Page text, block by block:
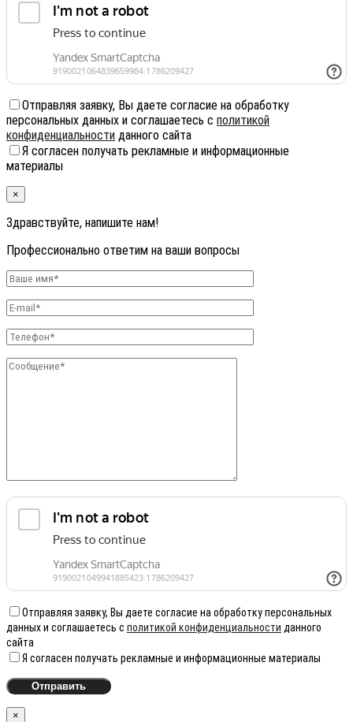
Отправляя заявку, Вы даете согласие на обработку
персональных данных и соглашаетесь с политикой
конфиденциальности данного сайта
Я согласен получать рекламные и информационные
материалы
×
Здравствуйте, напишите нам!
Профессионально ответим на ваши вопросы
Отправляя заявку, Вы даете согласие на обработку персональных
данных и соглашаетесь с политикой конфиденциальности данного
сайта
Я согласен получать рекламные и информационные материалы
×